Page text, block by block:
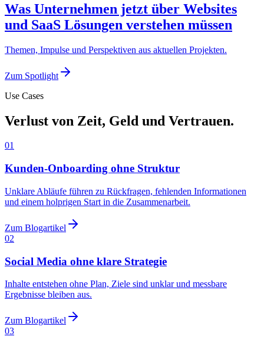
Was Unternehmen jetzt über Websites
und SaaS Lösungen verstehen müssen
Themen, Impulse und Perspektiven aus aktuellen Projekten.
Zum Spotlight
Use Cases
Verlust von Zeit, Geld und Vertrauen.
01
Kunden-Onboarding ohne Struktur
Unklare Abläufe führen zu Rückfragen, fehlenden Informationen
und einem holprigen Start in die Zusammenarbeit.
Zum Blogartikel
02
Social Media ohne klare Strategie
Inhalte entstehen ohne Plan, Ziele sind unklar und messbare
Ergebnisse bleiben aus.
Zum Blogartikel
03